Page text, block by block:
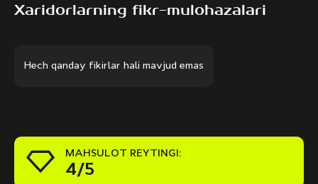
Xaridorlarning fikr-mulohazalari
Hech qanday fikirlar hali mavjud emas
MAHSULOT REYTINGI:
4/5